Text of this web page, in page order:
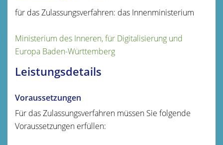
für das Zulassungsverfahren: das Innenministerium
Ministerium des Inneren, für Digitalisierung und
Europa Baden-Württemberg
Leistungsdetails
Voraussetzungen
Für das Zulassungsverfahren müssen Sie folgende
Voraussetzungen erfüllen: